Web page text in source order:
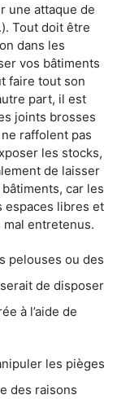
une attaque de
Tout doit être
dans les
vos bâtiments
faire tout son
part, il est
joints brosses
raffolent pas
les stocks,
de laisser
car les
espaces libres et
entretenus.
pelouses ou des
de disposer
à l’aide de
les pièges
des raisons